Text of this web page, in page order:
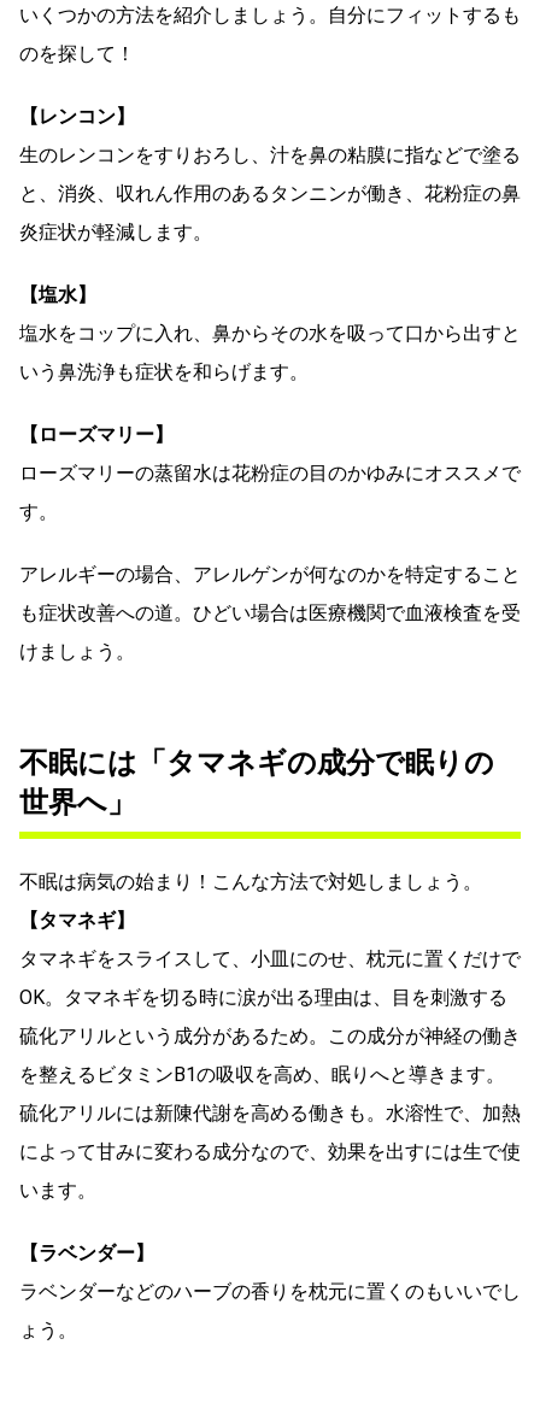
いくつかの方法を紹介しましょう。自分にフィットするも
のを探して！
【レンコン】
生のレンコンをすりおろし、汁を鼻の粘膜に指などで塗る
と、消炎、収れん作用のあるタンニンが働き、花粉症の鼻
炎症状が軽減します。
【塩水】
塩水をコップに入れ、鼻からその水を吸って口から出すと
いう鼻洗浄も症状を和らげます。
【ローズマリー】
ローズマリーの蒸留水は花粉症の目のかゆみにオススメで
す。
アレルギーの場合、アレルゲンが何なのかを特定すること
も症状改善への道。ひどい場合は医療機関で血液検査を受
けましょう。
不眠には「タマネギの成分で眠りの
世界へ」
不眠は病気の始まり！こんな方法で対処しましょう。
【タマネギ】
タマネギをスライスして、小皿にのせ、枕元に置くだけで
OK。タマネギを切る時に涙が出る理由は、目を刺激する
硫化アリルという成分があるため。この成分が神経の働き
を整えるビタミンB1の吸収を高め、眠りへと導きます。
硫化アリルには新陳代謝を高める働きも。水溶性で、加熱
によって甘みに変わる成分なので、効果を出すには生で使
います。
【ラベンダー】
ラベンダーなどのハーブの香りを枕元に置くのもいいでし
ょう。